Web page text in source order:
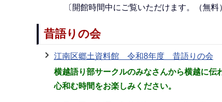
〔開館時間中にご覧いただけます。（無料
昔語りの会
江南区郷土資料館 令和8年度 昔語りの会
横越語り部サークルのみなさんから横越に伝
心和む時間をお楽しみください。